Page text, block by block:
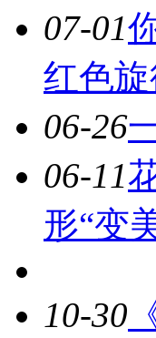
07-01
红色
06-26
06-11
形“变
10-30